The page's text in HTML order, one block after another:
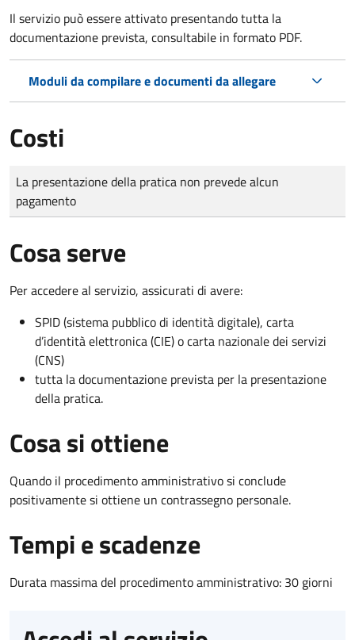
Il servizio può essere attivato presentando tutta la
documentazione prevista, consultabile in formato PDF.
Moduli da compilare e documenti da allegare
Costi
Tipo di pagamento
Importo
La presentazione della pratica non prevede alcun
pagamento
Cosa serve
Per accedere al servizio, assicurati di avere:
SPID (sistema pubblico di identità digitale), carta
d’identità elettronica (CIE) o carta nazionale dei servizi
(CNS)
tutta la documentazione prevista per la presentazione
della pratica.
Cosa si ottiene
Quando il procedimento amministrativo si conclude
positivamente si ottiene un contrassegno personale.
Tempi e scadenze
Durata massima del procedimento amministrativo: 30 giorni